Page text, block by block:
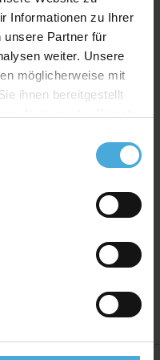
Informationen zu Ihrer
unsere Partner für
weiter. Unsere
möglicherweise mit
ihnen bereitgestellt
auf EYEfine®
Massives MDF Holz mit